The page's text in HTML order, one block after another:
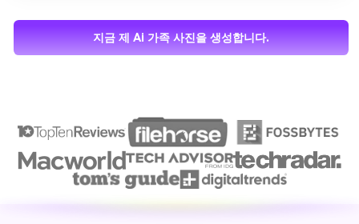
지금 제 Ai 가족 사진을 생성합니다.